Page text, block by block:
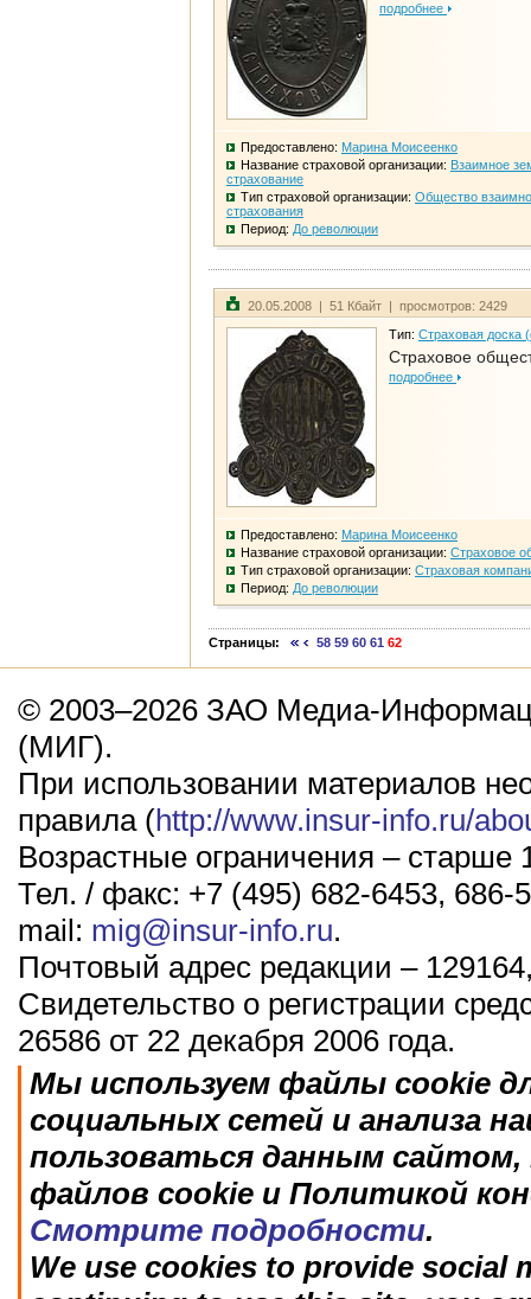
подробнее
Предоставлено: Марина Моисеенко
Название страховой организации: Взаимное
страхование
Тип страховой организации: Общество
страхования
Период: До революции
20.05.2008 | 51 Кбайт | просмотров: 2429
Тип: Страховая доска
Страховое
подробнее
Предоставлено: Марина Моисеенко
Название страховой организации: Страховое
Тип страховой организации: Страховая
Период: До революции
Страницы: 58 59 60 61 62
© 2003–2026 ЗАО Медиа-
(МИГ).
При использовании материалов
правила (http://www.insur-info.ru/
Возрастные ограничения – старше
Тел. / факс: +7 (495) 682-6453, 686-
mail: mig@insur-info.ru.
Почтовый адрес редакции –
Свидетельство о регистрации
26586 от 22 декабря 2006 года.
Мы используем файлы cookie
социальных сетей и анализа
пользоваться данным
файлов cookie и Политикой
Смотрите подробности.
We use cookies to provide social